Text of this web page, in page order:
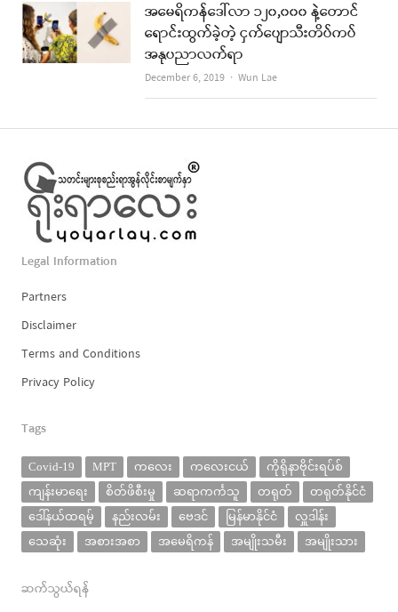
အမေရိကန်ဒေါ်လာ ၁၂၀,၀၀၀ နဲ့တောင်
ရောင်းထွက်ခဲ့တဲ့ ငှက်ပျောသီးတိပ်ကပ်
အနုပညာလက်ရာ
December 6, 2019 Author
Wun Lae
Legal Information
Partners
Disclaimer
Terms and Conditions
Privacy Policy
Tags
Covid-19 MPT ကလေး ကလေးငယ်
ကိုရိုနာဗိုင်းရပ်စ်
ကျန်းမာရေး
စိတ်ဖိစီးမှု ဆရာကင်္ကသူ တရုတ်
တရုတ်နိုင်ငံ
ဒေါ်နယ်ထရမ့်
နည်းလမ်း ဗေဒင် မြန်မာနိုင်ငံ
လှူဒါန်း
သေဆုံး
အစားအစာ အမေရိကန် အမျိုးသမီး အမျိုးသား
ဆက်သွယ်ရန်